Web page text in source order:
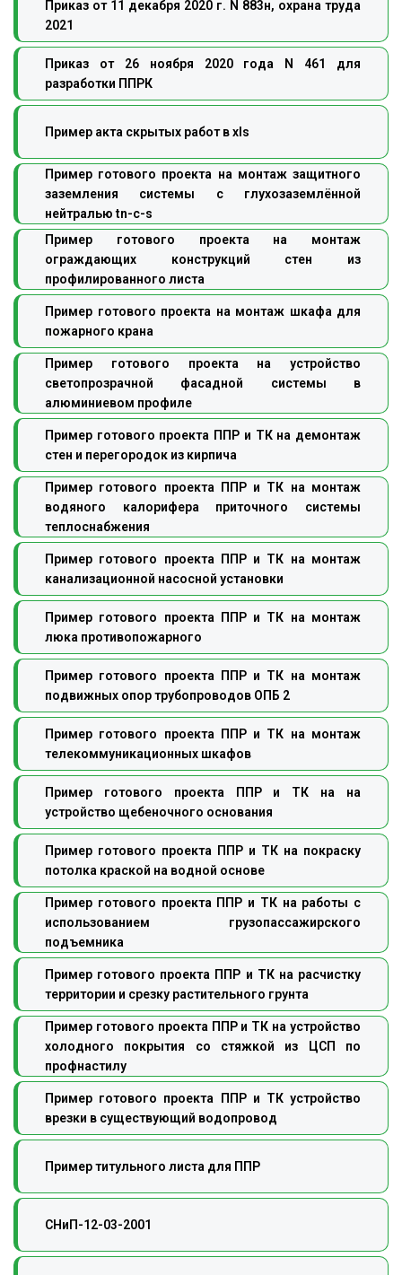
Приказ от 11 декабря 2020 г. N 883н, охрана труда
2021
Приказ от 26 ноября 2020 года N 461 для
разработки ППРК
Пример акта скрытых работ в xls
Пример готового проекта на монтаж защитного
заземления системы с глухозаземлённой
нейтралью tn-с-s
Пример готового проекта на монтаж
ограждающих конструкций стен из
профилированного листа
Пример готового проекта на монтаж шкафа для
пожарного крана
Пример готового проекта на устройство
светопрозрачной фасадной системы в
алюминиевом профиле
Пример готового проекта ППР и ТК на демонтаж
стен и перегородок из кирпича
Пример готового проекта ППР и ТК на монтаж
водяного калорифера приточного системы
теплоснабжения
Пример готового проекта ППР и ТК на монтаж
канализационной насосной установки
Пример готового проекта ППР и ТК на монтаж
люка противопожарного
Пример готового проекта ППР и ТК на монтаж
подвижных опор трубопроводов ОПБ 2
Пример готового проекта ППР и ТК на монтаж
телекоммуникационных шкафов
Пример готового проекта ППР и ТК на на
устройство щебеночного основания
Пример готового проекта ППР и ТК на покраску
потолка краской на водной основе
Пример готового проекта ППР и ТК на работы с
использованием грузопассажирского
подъемника
Пример готового проекта ППР и ТК на расчистку
территории и срезку растительного грунта
Пример готового проекта ППР и ТК на устройство
холодного покрытия со стяжкой из ЦСП по
профнастилу
Пример готового проекта ППР и ТК устройство
врезки в существующий водопровод
Пример титульного листа для ППР
СНиП-12-03-2001